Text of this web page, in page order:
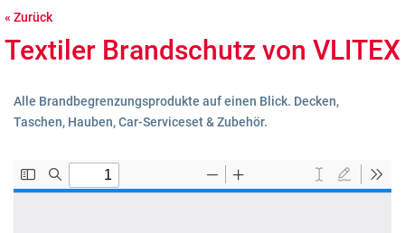
« Zurück
Textiler Brandschutz von VLITEX
Alle Brandbegrenzungsprodukte auf einen Blick. Decken,
Taschen, Hauben, Car-Serviceset & Zubehör.